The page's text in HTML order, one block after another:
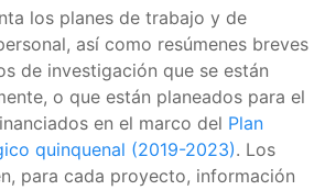
los planes de trabajo y de
así como resúmenes breves
de investigación que se están
o que están planeados para el
en el marco del Plan
quinquenal (2019-2023). Los
para cada proyecto, información